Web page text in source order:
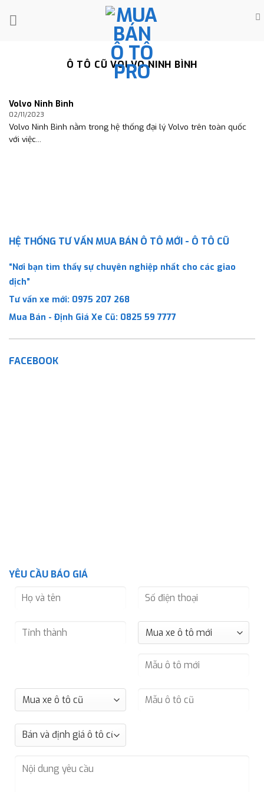
Ô TÔ CŨ VOLVO NINH BÌNH
Volvo Ninh Bình
02/11/2023
Volvo Ninh Bình nằm trong hệ thống đại lý Volvo trên toàn quốc
với việc...
HỆ THỐNG TƯ VẤN MUA BÁN Ô TÔ MỚI - Ô TÔ CŨ
“Nơi bạn tìm thấy sự chuyên nghiệp nhất cho các giao
dịch”
Tư vấn xe mới: 0975 207 268
Mua Bán - Định Giá Xe Cũ: 0825 59 7777
FACEBOOK
YÊU CẦU BÁO GIÁ